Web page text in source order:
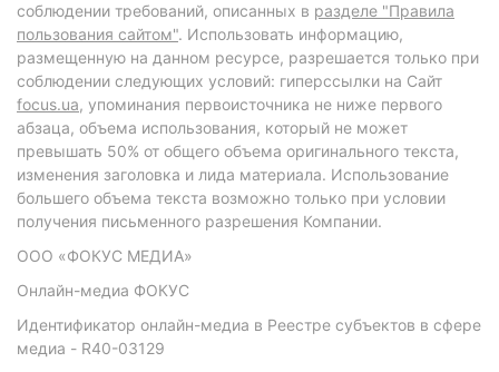
соблюдении требований, описанных в разделе "Правила
пользования сайтом". Использовать информацию,
размещенную на данном ресурсе, разрешается только при
соблюдении следующих условий: гиперссылки на Сайт
focus.ua, упоминания первоисточника не ниже первого
абзаца, объема использования, который не может
превышать 50% от общего объема оригинального текста,
изменения заголовка и лида материала. Использование
большего объема текста возможно только при условии
получения письменного разрешения Компании.
ООО «ФОКУС МЕДИА»
Онлайн-медиа ФОКУС
Идентификатор онлайн-медиа в Реестре субъектов в сфере
медиа - R40-03129